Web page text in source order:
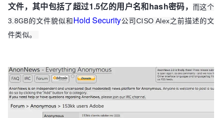
文件，其中包括了超过1.5亿的用户名和hash密码，
而这个
3.8GB的文件貌似和Hold Security公司CISO Alex之前描述的文
件类似。